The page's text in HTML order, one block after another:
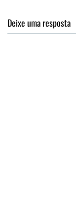
Deixe uma resposta